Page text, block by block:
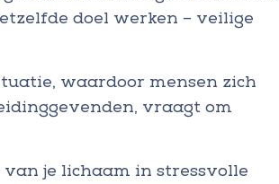
doel werken – veilige
waardoor mensen zich
vraagt om
je lichaam in stressvolle